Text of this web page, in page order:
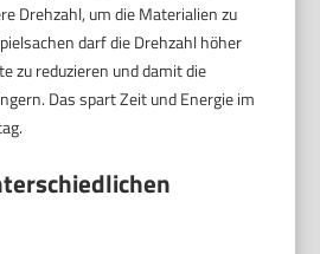
Drehzahl, um die Materialien zu
darf die Drehzahl höher
zu reduzieren und damit die
Das spart Zeit und Energie im